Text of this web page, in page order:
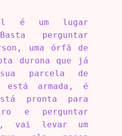
é um lugar
perguntar
uma órfã de
durona que já
parcela de
está armada, é
pronta para
e perguntar
vai levar um